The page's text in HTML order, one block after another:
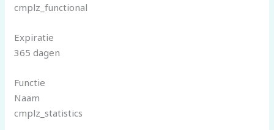
cmplz_functional
Expiratie
365 dagen
Functie
Naam
cmplz_statistics